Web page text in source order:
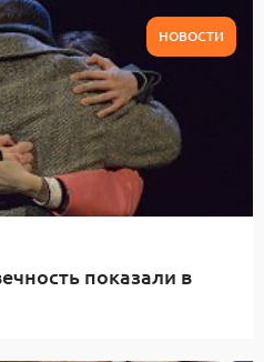
НОВОСТИ
показали в